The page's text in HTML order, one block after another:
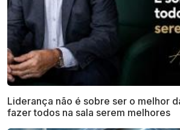
Liderança não é sobre ser o melhor
fazer todos na sala serem melhores